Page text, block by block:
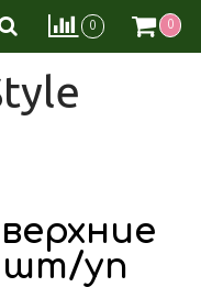
0 0
шт/уп